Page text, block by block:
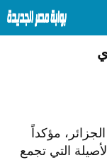
مؤكداً
التي تجمع